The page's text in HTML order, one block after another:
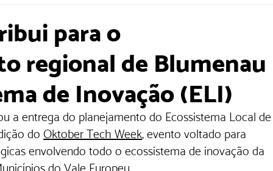
para o
regional de Blumenau
de Inovação (ELI)
a entrega do planejamento do Ecossistema Local
do Oktober Tech Week, evento voltado para
envolvendo todo o ecossistema de inovação da
do Vale Europeu.